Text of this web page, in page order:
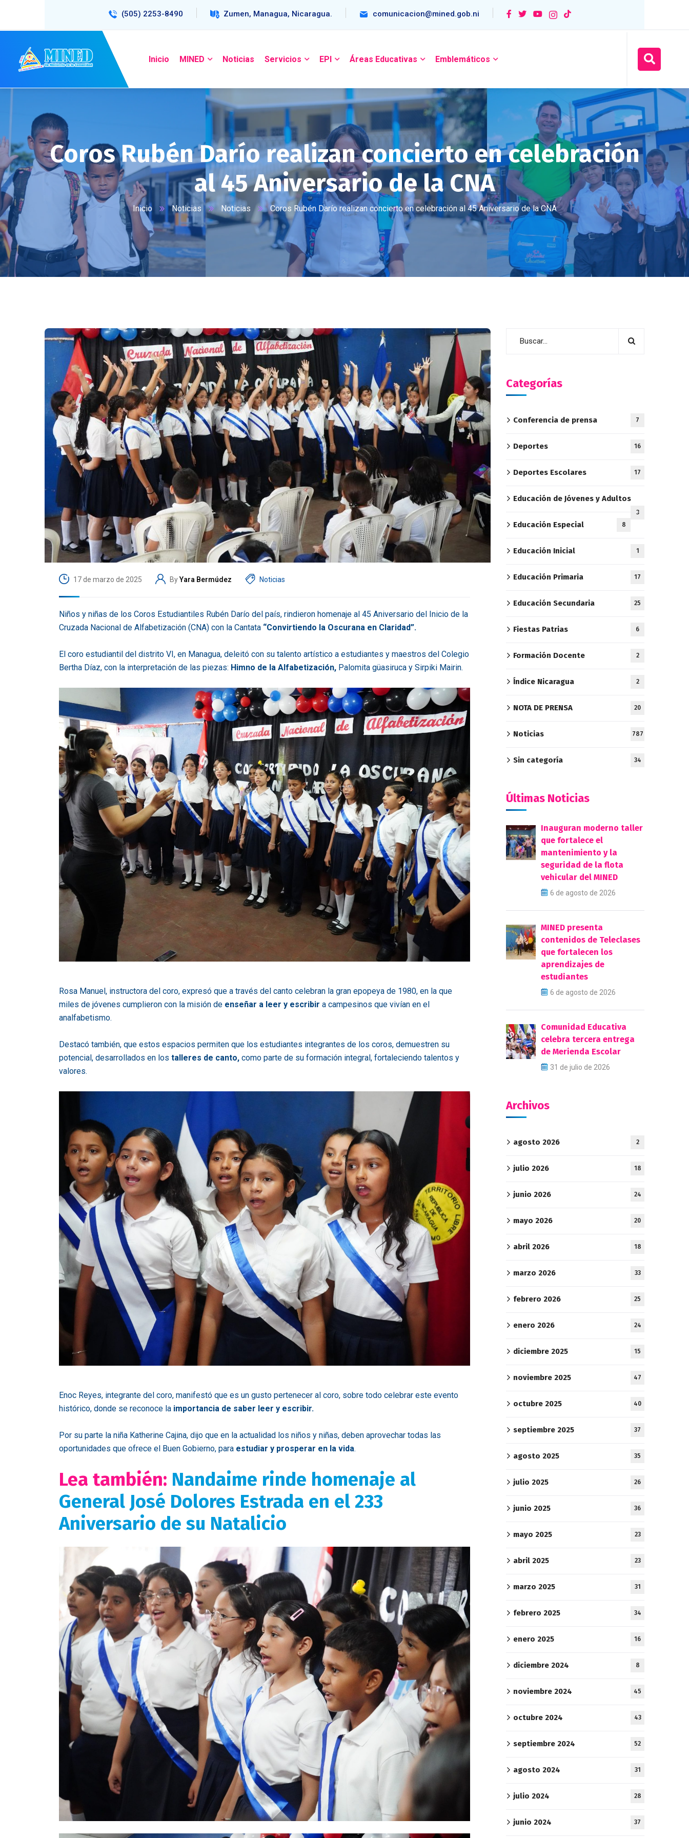
(505) 2253-8490 Zumen, Managua, Nicaragua. comunicacion@mined.gob.ni
Inicio MINED Noticias Servicios EPI Áreas Educativas Emblemáticos
Coros Rubén Darío realizan concierto en celebración
al 45 Aniversario de la CNA
Inicio Noticias Noticias Coros Rubén Darío realizan concierto en celebración al 45 Aniversario de la CNA
17 de marzo de 2025 ByYara Bermúdez Noticias
Niños y niñas de los Coros Estudiantiles Rubén Darío del país, rindieron homenaje al 45 Aniversario del Inicio de la
Cruzada Nacional de Alfabetización (CNA) con la Cantata “Convirtiendo la Oscurana en Claridad”.
El coro estudiantil del distrito VI, en Managua, deleitó con su talento artístico a estudiantes y maestros del Colegio
Bertha Díaz, con la interpretación de las piezas: Himno de la Alfabetización, Palomita güasiruca y Sirpiki Mairin.
Rosa Manuel, instructora del coro, expresó que a través del canto celebran la gran epopeya de 1980, en la que
miles de jóvenes cumplieron con la misión de enseñar a leer y escribir a campesinos que vivían en el
analfabetismo.
Destacó también, que estos espacios permiten que los estudiantes integrantes de los coros, demuestren su
potencial, desarrollados en los talleres de canto, como parte de su formación integral, fortaleciendo talentos y
valores.
Enoc Reyes, integrante del coro, manifestó que es un gusto pertenecer al coro, sobre todo celebrar este evento
histórico, donde se reconoce la importancia de saber leer y escribir.
Por su parte la niña Katherine Cajina, dijo que en la actualidad los niños y niñas, deben aprovechar todas las
oportunidades que ofrece el Buen Gobierno, para estudiar y prosperar en la vida.
Lea también: Nandaime rinde homenaje al
General José Dolores Estrada en el 233
Aniversario de su Natalicio
Categorías
Conferencia de prensa 7
Deportes 16
Deportes Escolares 17
Educación de Jóvenes y Adultos
3
Educación Especial 8
Educación Inicial 1
Educación Primaria 17
Educación Secundaria 25
Fiestas Patrias 6
Formación Docente 2
Índice Nicaragua 2
NOTA DE PRENSA 20
Noticias 787
Sin categoría 34
Últimas Noticias
Inauguran moderno taller
que fortalece el
mantenimiento y la
seguridad de la flota
vehicular del MINED
6 de agosto de 2026
MINED presenta
contenidos de Teleclases
que fortalecen los
aprendizajes de
estudiantes
6 de agosto de 2026
Comunidad Educativa
celebra tercera entrega
de Merienda Escolar
31 de julio de 2026
Archivos
agosto 2026 2
julio 2026 18
junio 2026 24
mayo 2026 20
abril 2026 18
marzo 2026 33
febrero 2026 25
enero 2026 24
diciembre 2025 15
noviembre 2025 47
octubre 2025 40
septiembre 2025 37
agosto 2025 35
julio 2025 26
junio 2025 36
mayo 2025 23
abril 2025 23
marzo 2025 31
febrero 2025 34
enero 2025 16
diciembre 2024 8
noviembre 2024 45
octubre 2024 43
septiembre 2024 52
agosto 2024 31
julio 2024 28
junio 2024 37